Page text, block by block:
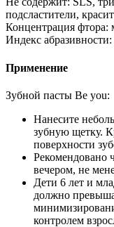
подсластители,
Концентрация фтора:
Индекс
Применение
Зубной пасты Be you:
Нанесите
зубную щетку.
поверхности
Рекомендовано
вечером, не
Дети 6 лет и
должно
контролем